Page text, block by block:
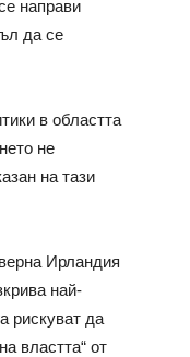
направи
да се
в областта
не
на тази
Ирландия
най-
рискуват да
властта“ от